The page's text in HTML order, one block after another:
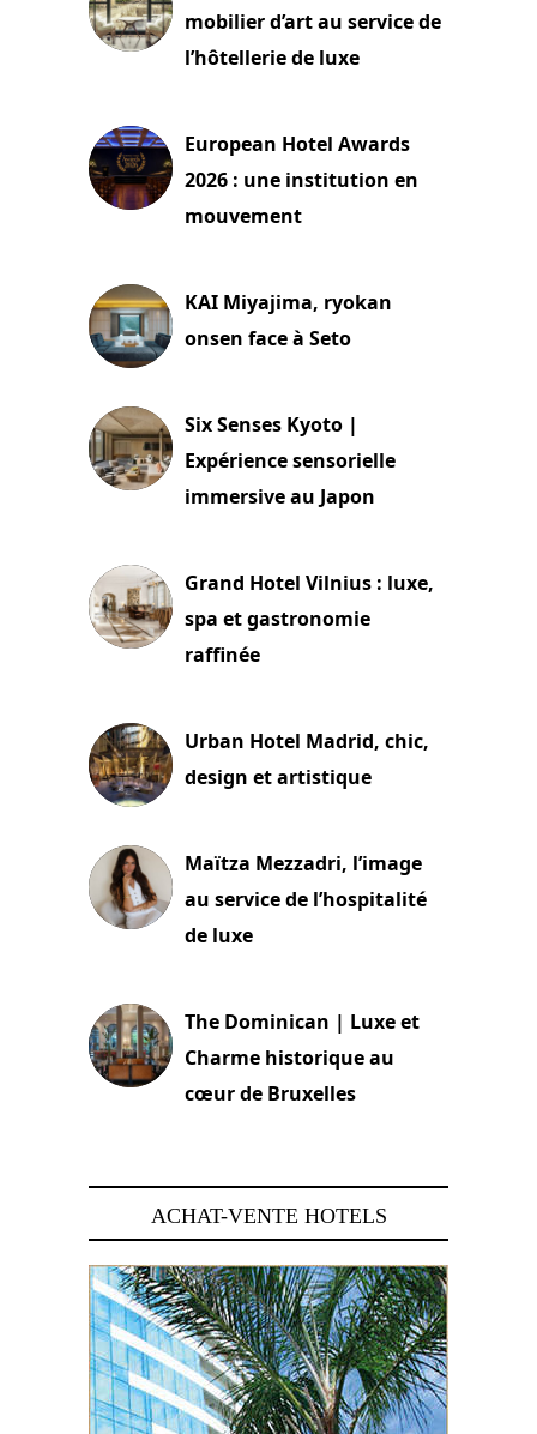
mobilier d’art au service de
l’hôtellerie de luxe
European Hotel Awards
2026 : une institution en
mouvement
KAI Miyajima, ryokan
onsen face à Seto
Six Senses Kyoto |
Expérience sensorielle
immersive au Japon
Grand Hotel Vilnius : luxe,
spa et gastronomie
raffinée
Urban Hotel Madrid, chic,
design et artistique
Maïtza Mezzadri, l’image
au service de l’hospitalité
de luxe
The Dominican | Luxe et
Charme historique au
cœur de Bruxelles
ACHAT-VENTE HOTELS